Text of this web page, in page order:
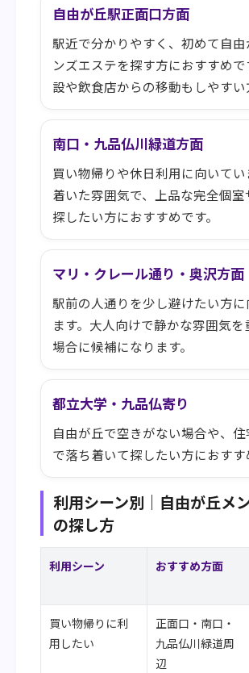
自由が丘駅正面口方面
駅近で分かりやすく、初めて自由
ンズエステを探す方におすすめで
設や飲食店からの移動もしやすい
南口・九品仏川緑道方面
買い物帰りや休日利用に向いてい
着いた雰囲気で、上品な完全個室
探したい方におすすめです。
マリ・クレール通り・奥沢方面
駅前の人通りを少し避けたい方に
ます。大人向けで静かな雰囲気を
場合に候補になります。
都立大学・九品仏寄り
自由が丘で空きがない場合や、住
で落ち着いて探したい方におすす
利用シーン別｜自由が丘メ
の探し方
利用シーン おすすめ方面
買い物帰りに利
用したい
正面口・南口・
九品仏川緑道周
辺